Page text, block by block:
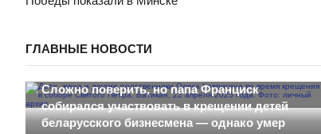
ГЛАВНЫЕ НОВОСТИ
Сложно поверить, но папа Франциск
собирался участвовать в крещении детей
беларусского бизнесмена — однако умер